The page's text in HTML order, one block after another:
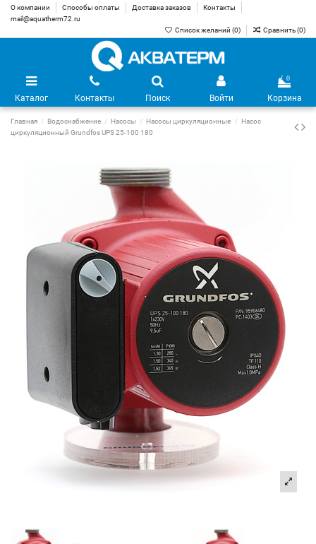
О компании Способы оплаты Доставка заказов
Контакты
mail@aquatherm72.ru
Список желаний (0) Сравнить (0)
Каталог Контакты Поиск Войти
0
Корзина
Главная Водоснабжение Насосы Насосы циркуляционные
Насос
циркуляционный Grundfos UPS 25-100 180